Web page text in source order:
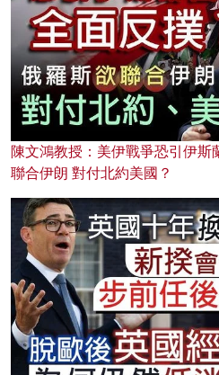
陳文鴻教授：美伊戰爭恐引伊斯
聯合伊朗 對付北約美國？